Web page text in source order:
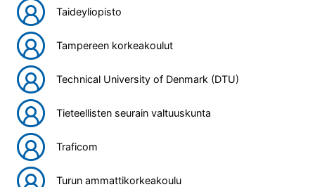
Taideyliopisto
Tampereen korkeakoulut
Technical University of Denmark (DTU)
Tieteellisten seurain valtuuskunta
Traficom
Turun ammattikorkeakoulu